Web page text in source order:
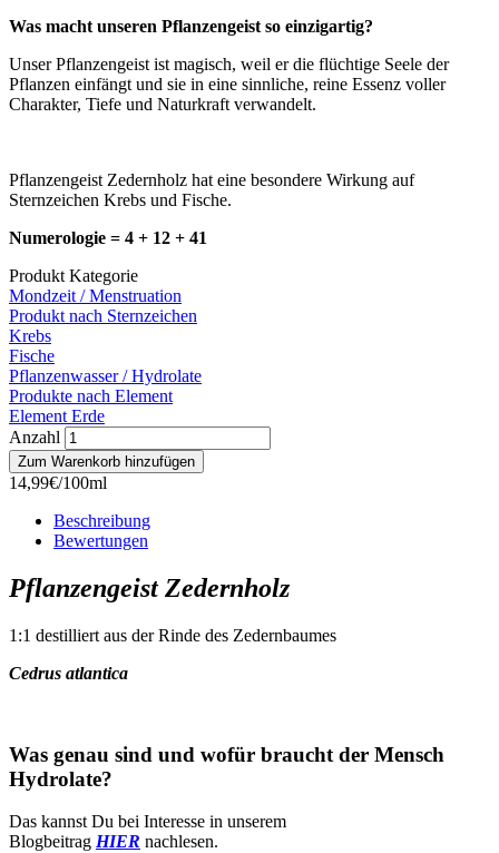
Was macht unseren Pflanzengeist so einzigartig?
Unser Pflanzengeist ist magisch, weil er die flüchtige Seele der
Pflanzen einfängt und sie in eine sinnliche, reine Essenz voller
Charakter, Tiefe und Naturkraft verwandelt.
Pflanzengeist Zedernholz hat eine besondere Wirkung auf
Sternzeichen Krebs und Fische.
Numerologie = 4 + 12 + 41
Produkt Kategorie
Mondzeit / Menstruation
Produkt nach Sternzeichen
Krebs
Fische
Pflanzenwasser / Hydrolate
Produkte nach Element
Element Erde
Anzahl
14,99€/100ml
Beschreibung
Bewertungen
Pflanzengeist Zedernholz
1:1 destilliert aus der Rinde des Zedernbaumes
Cedrus atlantica
Was genau sind und wofür braucht der Mensch
Hydrolate?
Das kannst Du bei Interesse in unserem
Blogbeitrag HIER nachlesen.